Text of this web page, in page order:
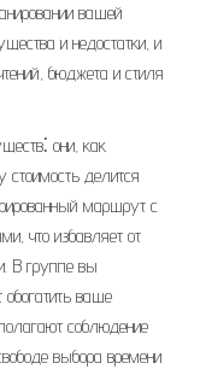
вашей
и недостатки, и
бюджета и стиля
они, как
стоимость делится
маршрут с
что избавляет от
В группе вы
ваше
соблюдение
выбора времени